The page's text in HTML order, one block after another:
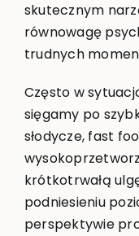
skutecznym
równowagę
trudnych
Często w
sięgamy po
słodycze, fast
krótkotrwałą
podniesieniu
perspektywie